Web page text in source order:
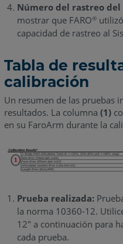
Número del rastreo del
mostrar que FARO®utilizó
capacidad de rastreo al
Tabla de
calibración
Un resumen de las pruebas
resultados. La columna (1)
en su FaroArm durante la
Prueba realizada:
la norma 10360-12.
12" a continuación para
cada prueba.